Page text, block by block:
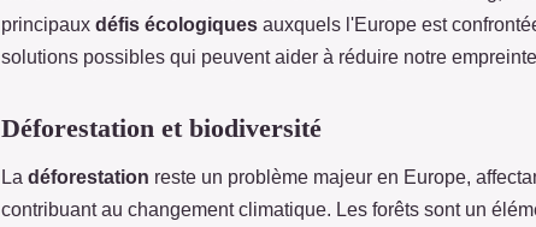
principaux défis écologiques auxquels l'Europe est
solutions possibles qui peuvent aider à réduire notre
Déforestation et biodiversité
La déforestation reste un problème majeur en Europe,
contribuant au changement climatique. Les forêts sont un